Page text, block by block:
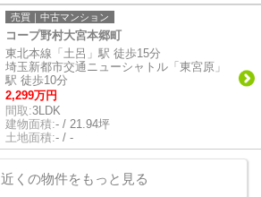
売買｜中古マンション
コープ野村大宮本郷町
東北本線「土呂」駅 徒歩15分
埼玉新都市交通ニューシャトル「東宮原」
駅 徒歩10分
2,299万円
間取:3LDK
建物面積:- / 21.94坪
土地面積:- / -
近くの物件をもっと見る